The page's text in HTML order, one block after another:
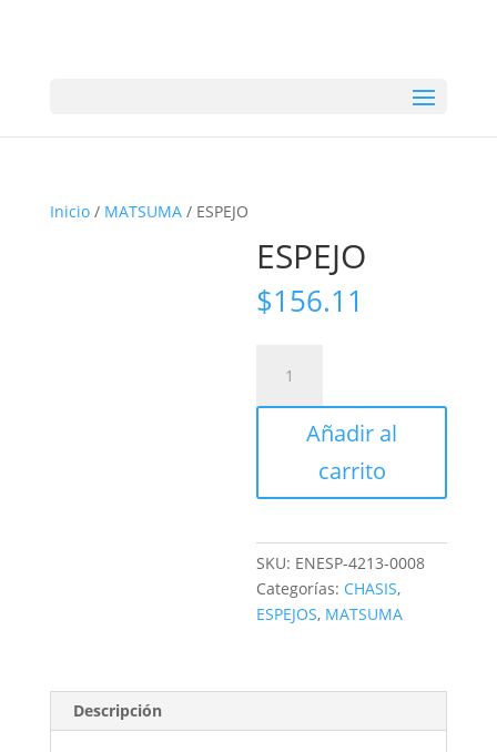
Inicio/ MATSUMA/ ESPEJO
ESPEJO
$156.11
cantidad
Añadir al
carrito
SKU: ENESP-4213-0008
Categorías: CHASIS,
ESPEJOS, MATSUMA
Descripción